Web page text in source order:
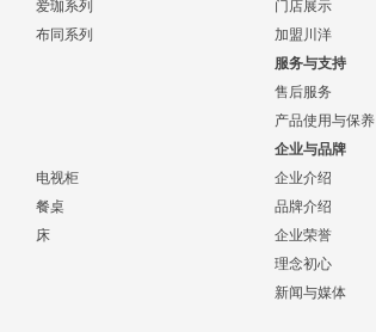
爱珈系列
布同系列
门店展示
加盟川洋
服务与支持
售后服务
产品使用与保养
电视柜
餐桌
床
企业与品牌
企业介绍
品牌介绍
企业荣誉
理念初心
新闻与媒体